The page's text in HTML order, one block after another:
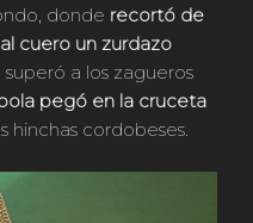
donde recortó de
cuero un zurdazo
superó a los zagueros
pegó en la cruceta
hinchas cordobeses.